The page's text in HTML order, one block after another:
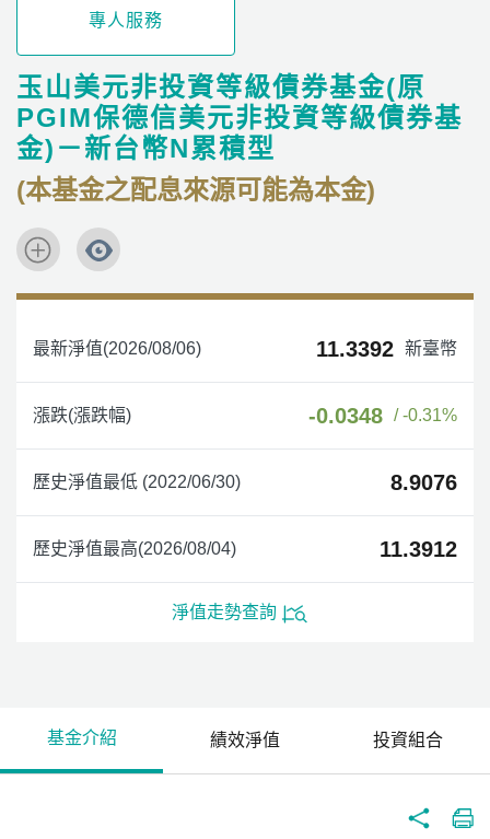
專人服務
玉山美元非投資等級債券基金(原
PGIM保德信美元非投資等級債券基
金)－新台幣N累積型
(本基金之配息來源可能為本金)
最新淨值(2026/08/06) 11.3392 新臺幣
漲跌(漲跌幅) -0.0348 / -0.31%
歷史淨值最低 (2022/06/30) 8.9076
歷史淨值最高(2026/08/04) 11.3912
淨值走勢查詢
基金介紹 績效淨值 投資組合